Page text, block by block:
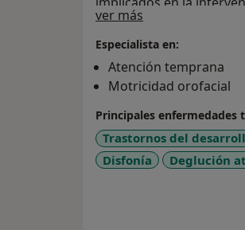
ver más
Especialista en:
Atención temprana
Motricidad orofacial
Principales enfermedades
Trastornos del
Disfonía
Deglución